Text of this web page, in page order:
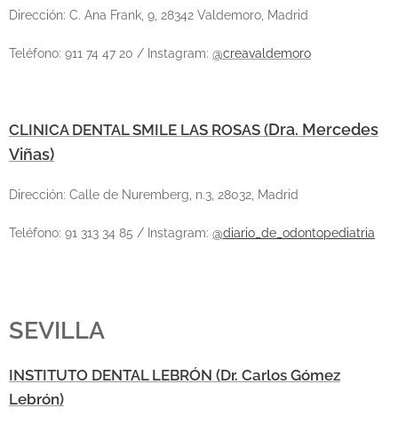
Dirección: C. Ana Frank, 9, 28342 Valdemoro, Madrid
Teléfono: 911 74 47 20 / Instagram: @creavaldemoro
CLINICA DENTAL SMILE LAS ROSAS (Dra. Mercedes
Viñas)
Dirección: Calle de Nuremberg, n.3, 28032, Madrid
Teléfono: 91 313 34 85 / Instagram: @diario_de_odontopediatria
SEVILLA
INSTITUTO DENTAL LEBRÓN (Dr. Carlos Gómez
Lebrón)